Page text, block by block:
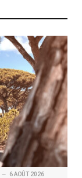
6 AOÛT 2026